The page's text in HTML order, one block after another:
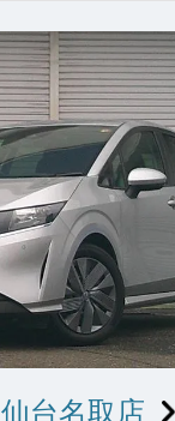
仙台名取店